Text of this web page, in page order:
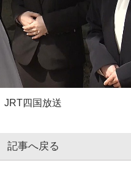
JRT四国放送
記事へ戻る